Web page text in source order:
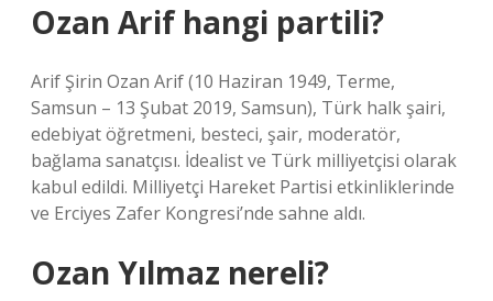
Ozan Arif hangi partili?
Arif Şirin Ozan Arif (10 Haziran 1949, Terme,
Samsun – 13 Şubat 2019, Samsun), Türk halk şairi,
edebiyat öğretmeni, besteci, şair, moderatör,
bağlama sanatçısı. İdealist ve Türk milliyetçisi olarak
kabul edildi. Milliyetçi Hareket Partisi etkinliklerinde
ve Erciyes Zafer Kongresi’nde sahne aldı.
Ozan Yılmaz nereli?